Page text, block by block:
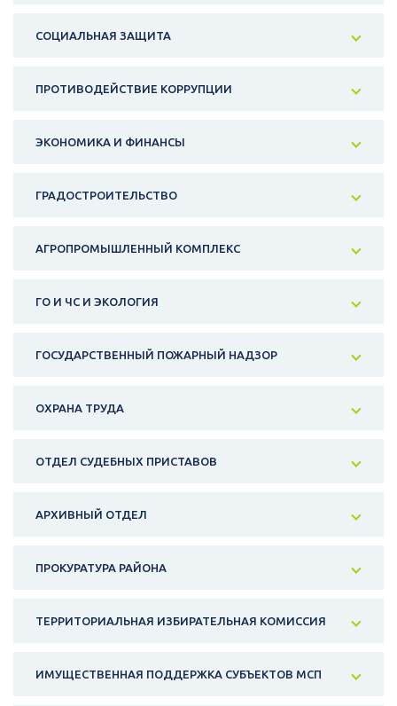
СОЦИАЛЬНАЯ ЗАЩИТА
ПРОТИВОДЕЙСТВИЕ КОРРУПЦИИ
ЭКОНОМИКА И ФИНАНСЫ
ГРАДОСТРОИТЕЛЬСТВО
АГРОПРОМЫШЛЕННЫЙ КОМПЛЕКС
ГО И ЧС И ЭКОЛОГИЯ
ГОСУДАРСТВЕННЫЙ ПОЖАРНЫЙ НАДЗОР
ОХРАНА ТРУДА
ОТДЕЛ СУДЕБНЫХ ПРИСТАВОВ
АРХИВНЫЙ ОТДЕЛ
ПРОКУРАТУРА РАЙОНА
ТЕРРИТОРИАЛЬНАЯ ИЗБИРАТЕЛЬНАЯ КОМИССИЯ
ИМУЩЕСТВЕННАЯ ПОДДЕРЖКА СУБЪЕКТОВ МСП